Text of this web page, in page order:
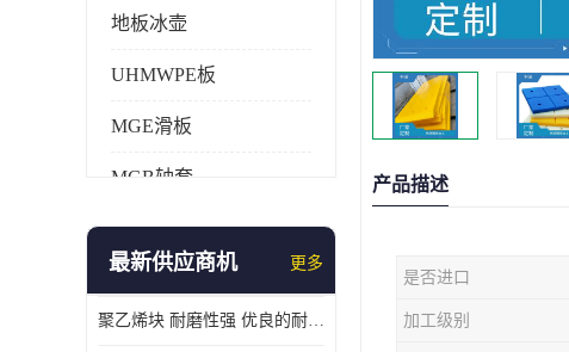
地板冰壶
UHMWPE板
MGE滑板
MGB轴套
旱地冰壶
MGA滑板滑块
最新供应商机 更多
聚乙烯块 耐磨性强 优良的耐低温
产品描述
是否进口
加工级别